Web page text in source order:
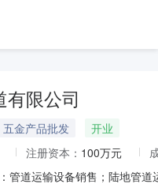
有限公司
五金产品批发
开业
注册资本： 100万元